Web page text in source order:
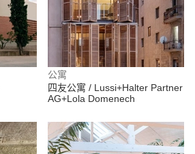
公寓
四友公寓 / Lussi+Halter Partner
AG+Lola Domenech